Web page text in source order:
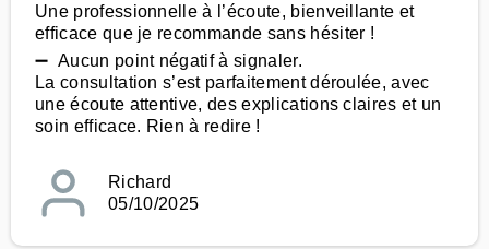
Une professionnelle à l’écoute, bienveillante et
efficace que je recommande sans hésiter !
➖ Aucun point négatif à signaler.
La consultation s’est parfaitement déroulée, avec
une écoute attentive, des explications claires et un
soin efficace. Rien à redire !
Richard
05/10/2025